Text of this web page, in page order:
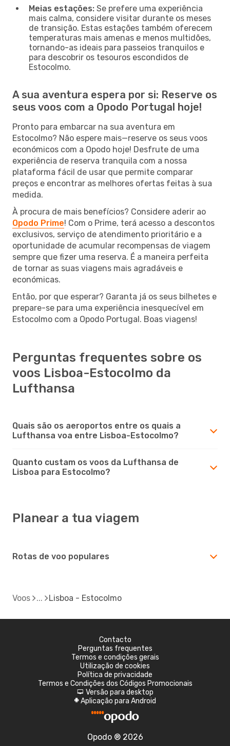
Meias estações: Se prefere uma experiência
mais calma, considere visitar durante os meses
de transição. Estas estações também oferecem
temperaturas mais amenas e menos multidões,
tornando-as ideais para passeios tranquilos e
para descobrir os tesouros escondidos de
Estocolmo.
A sua aventura espera por si: Reserve os
seus voos com a Opodo Portugal hoje!
Pronto para embarcar na sua aventura em
Estocolmo? Não espere mais—reserve os seus voos
económicos com a Opodo hoje! Desfrute de uma
experiência de reserva tranquila com a nossa
plataforma fácil de usar que permite comparar
preços e encontrar as melhores ofertas feitas à sua
medida.
À procura de mais benefícios? Considere aderir ao
Opodo Prime! Com o Prime, terá acesso a descontos
exclusivos, serviço de atendimento prioritário e a
oportunidade de acumular recompensas de viagem
sempre que fizer uma reserva. É a maneira perfeita
de tornar as suas viagens mais agradáveis e
económicas.
Então, por que esperar? Garanta já os seus bilhetes e
prepare-se para uma experiência inesquecível em
Estocolmo com a Opodo Portugal. Boas viagens!
Perguntas frequentes sobre os
voos Lisboa-Estocolmo da
Lufthansa
Quais são os aeroportos entre os quais a
Lufthansa voa entre Lisboa-Estocolmo?
Quanto custam os voos da Lufthansa de
Lisboa para Estocolmo?
Planear a tua viagem
Rotas de voo populares
Voos Lisboa - Estocolmo
Contacto
Perguntas frequentes
Termos e condições gerais
Utilização de cookies
Política de privacidade
Termos e Condições dos Códigos Promocionais
d Versão para desktop
A Aplicação para Android
Opodo ® 2026